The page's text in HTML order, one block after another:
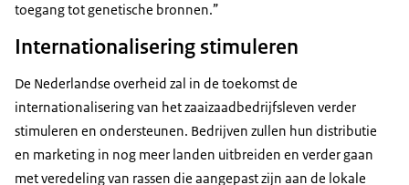
toegang tot genetische bronnen.”
Internationalisering stimuleren
De Nederlandse overheid zal in de toekomst de
internationalisering van het zaaizaadbedrijfsleven verder
stimuleren en ondersteunen. Bedrijven zullen hun distributie
en marketing in nog meer landen uitbreiden en verder gaan
met veredeling van rassen die aangepast zijn aan de lokale